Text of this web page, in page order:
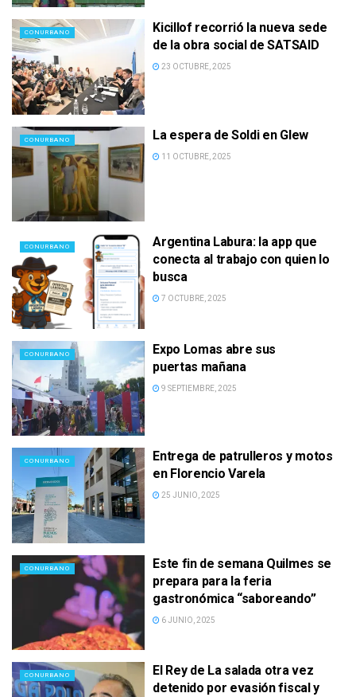
CONURBANO
Kicillof recorrió la nueva sede
de la obra social de SATSAID
23 OCTUBRE, 2025
CONURBANO La espera de Soldi en Glew
11 OCTUBRE, 2025
CONURBANO
Argentina Labura: la app que
conecta al trabajo con quien lo
busca
7 OCTUBRE, 2025
CONURBANO
Expo Lomas abre sus
puertas mañana
9 SEPTIEMBRE, 2025
CONURBANO
Entrega de patrulleros y motos
en Florencio Varela
25 JUNIO, 2025
CONURBANO
Este fin de semana Quilmes se
prepara para la feria
gastronómica “saboreando”
6 JUNIO, 2025
CONURBANO
El Rey de La salada otra vez
detenido por evasión fiscal y